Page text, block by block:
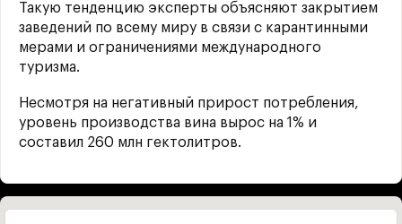
Такую тенденцию эксперты объясняют закрытием
заведений по всему миру в связи с карантинными
мерами и ограничениями международного
туризма.
Несмотря на негативный прирост потребления,
уровень производства вина вырос на 1% и
составил 260 млн гектолитров.